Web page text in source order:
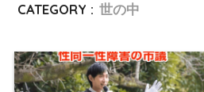
CATEGORY : 世の中